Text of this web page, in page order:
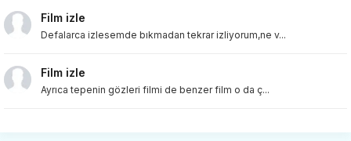
Film izle
Defalarca izlesemde bıkmadan tekrar izliyorum,ne v...
Film izle
Ayrıca tepenin gözleri filmi de benzer film o da ç...